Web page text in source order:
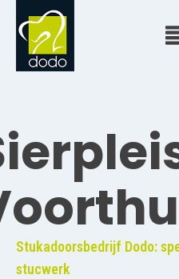
Stukadoorsbedrijf Dodo:
stucwerk